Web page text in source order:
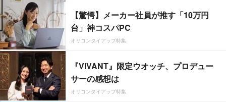
【驚愕】メーカー社員が推す「10万円
台」神コスパPC
オリコンタイアップ特集
『VIVANT』限定ウオッチ、プロデュー
サーの感想は
オリコンタイアップ特集